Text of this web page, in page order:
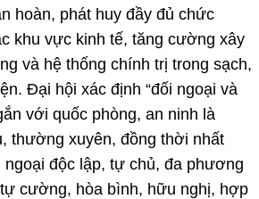
hoàn, phát huy đầy đủ chức
khu vực kinh tế, tăng cường xây
và hệ thống chính trị trong sạch,
Đại hội xác định “đối ngoại và
với quốc phòng, an ninh là
thường xuyên, đồng thời nhất
độc lập, tự chủ, đa phương
cường, hòa bình, hữu nghị, hợp